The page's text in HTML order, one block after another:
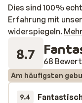
Dies sind 100%
Erfahrung mit
widerspiegeln.
8.7 68
Am häufigsten
9.4